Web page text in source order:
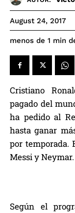
August 24, 2017
menos de 1 min
Cristiano
pagado del
ha pedido al
hasta ganar
por temporada.
Messi y
Según el